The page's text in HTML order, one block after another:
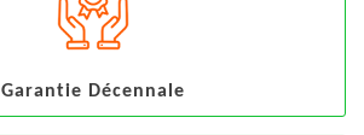
Garantie Décennale